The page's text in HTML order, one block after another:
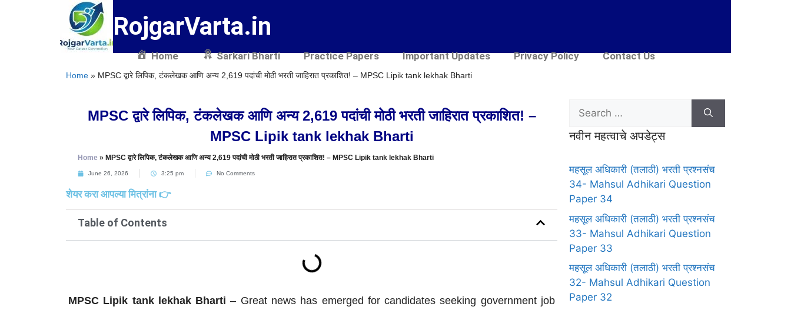
RojgarVarta.in
Home Sarkari Bharti Practice Papers Important Updates Privacy Policy Contact Us
Home » MPSC द्वारे लिपिक, टंकलेखक आणि अन्य 2,619 पदांची मोठी भरती जाहिरात प्रकाशित! – MPSC Lipik tank lekhak Bharti
MPSC द्वारे लिपिक, टंकलेखक आणि अन्य 2,619 पदांची मोठी भरती जाहिरात प्रकाशित! –
MPSC Lipik tank lekhak Bharti
Home » MPSC द्वारे लिपिक, टंकलेखक आणि अन्य 2,619 पदांची मोठी भरती जाहिरात प्रकाशित! – MPSC Lipik tank lekhak Bharti
June 26, 2026 3:25 pm No Comments
शेयर करा आपल्या मित्रांना 👉
Table of Contents
MPSC Lipik tank lekhak Bharti – Great news has emerged for candidates seeking government job
नवीन महत्वाचे अपडेट्स
महसूल अधिकारी (तलाठी) भरती प्रश्नसंच
34- Mahsul Adhikari Question
Paper 34
महसूल अधिकारी (तलाठी) भरती प्रश्नसंच
33- Mahsul Adhikari Question
Paper 33
महसूल अधिकारी (तलाठी) भरती प्रश्नसंच
32- Mahsul Adhikari Question
Paper 32